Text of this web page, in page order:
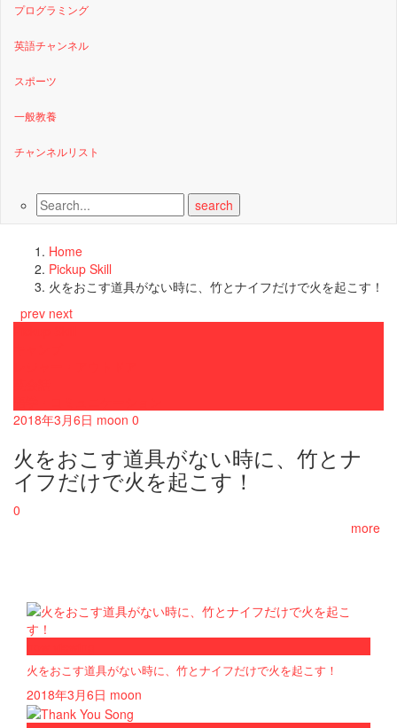
プログラミング
英語チャンネル
スポーツ
一般教養
チャンネルリスト
Home
Pickup Skill
火をおこす道具がない時に、竹とナイフだけで火を起こす！
prev next
2018年3月6日 moon 0
火をおこす道具がない時に、竹とナ
イフだけで火を起こす！
0
more
火をおこす道具がない時に、竹とナイフだけで火を起こす！
2018年3月6日 moon